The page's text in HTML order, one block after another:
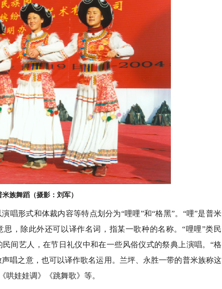
米族舞蹈（摄影：刘军）
形式和体裁内容等特点划分为“哩哩”和“格黑”。“哩”是普米
，除此外还可以译作名词，指某一歌种的名称。“哩哩”类民
间艺人，在节日礼仪中和在一些风俗仪式的祭典上演唱。“格
唱之意，也可以译作歌名运用。兰坪、永胜一带的普米族称这
哄娃娃调》《跳舞歌》等。